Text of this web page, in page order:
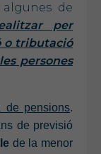
algunes de
per
o tributació
persones
de pensions.
de previsió
de la menor